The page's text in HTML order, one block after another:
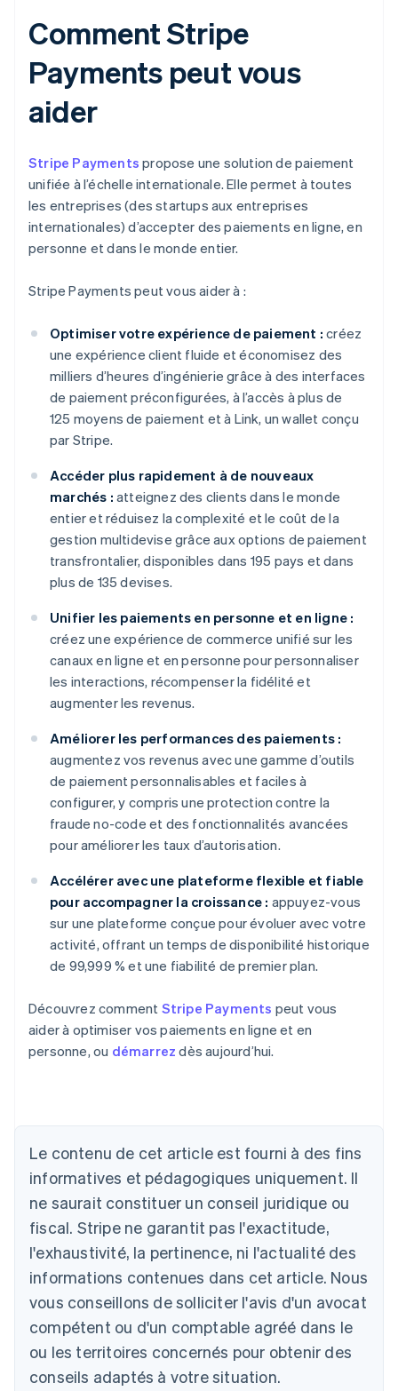
Comment Stripe
Payments peut vous
aider
Stripe Payments propose une solution de paiement
unifiée à l’échelle internationale. Elle permet à toutes
les entreprises (des startups aux entreprises
internationales) d’accepter des paiements en ligne, en
personne et dans le monde entier.
Stripe Payments peut vous aider à :
Optimiser votre expérience de paiement : créez
une expérience client fluide et économisez des
milliers d’heures d’ingénierie grâce à des interfaces
de paiement préconfigurées, à l’accès à plus de
125 moyens de paiement et à Link, un wallet conçu
par Stripe.
Accéder plus rapidement à de nouveaux
marchés : atteignez des clients dans le monde
entier et réduisez la complexité et le coût de la
gestion multidevise grâce aux options de paiement
transfrontalier, disponibles dans 195 pays et dans
plus de 135 devises.
Unifier les paiements en personne et en ligne :
créez une expérience de commerce unifié sur les
canaux en ligne et en personne pour personnaliser
les interactions, récompenser la fidélité et
augmenter les revenus.
Améliorer les performances des paiements :
augmentez vos revenus avec une gamme d’outils
de paiement personnalisables et faciles à
configurer, y compris une protection contre la
fraude no-code et des fonctionnalités avancées
pour améliorer les taux d’autorisation.
Accélérer avec une plateforme flexible et fiable
pour accompagner la croissance : appuyez-vous
sur une plateforme conçue pour évoluer avec votre
activité, offrant un temps de disponibilité historique
de 99,999 % et une fiabilité de premier plan.
Découvrez comment Stripe Payments peut vous
aider à optimiser vos paiements en ligne et en
personne, ou démarrez dès aujourd’hui.
Le contenu de cet article est fourni à des fins
informatives et pédagogiques uniquement. Il
ne saurait constituer un conseil juridique ou
fiscal. Stripe ne garantit pas l'exactitude,
l'exhaustivité, la pertinence, ni l'actualité des
informations contenues dans cet article. Nous
vous conseillons de solliciter l'avis d'un avocat
compétent ou d'un comptable agréé dans le
ou les territoires concernés pour obtenir des
conseils adaptés à votre situation.
DeutschEnglish
English
Autriche
Deutsch English
Belgique
NederlandsFrançaisDeutschEnglish
Brésil
Bulgarie
English
Canada
English Français
Chine continentale